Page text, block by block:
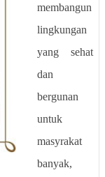
membangun
lingkungan
yang sehat
dan
bergunan
untuk
masyrakat
banyak,